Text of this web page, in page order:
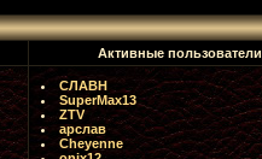
Активные пользователи
СЛАВН
SuperMax13
ZTV
арслав
Cheyenne